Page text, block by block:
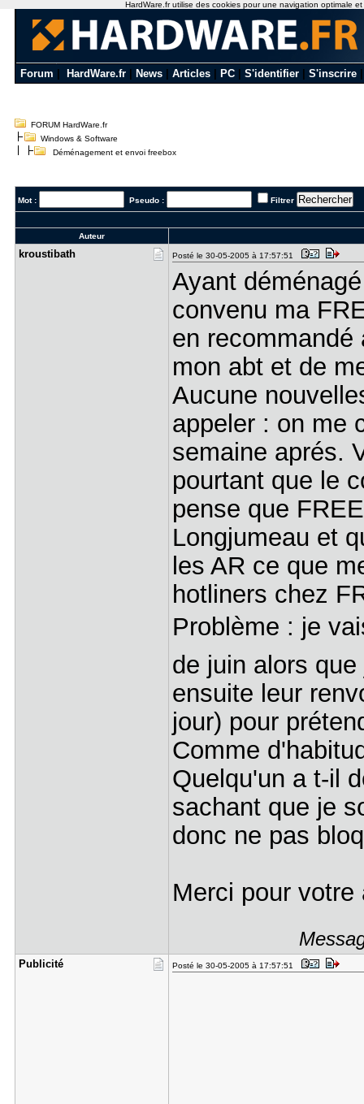
Forum HardWare.fr News Articles PC S'identifier S'inscrire
FORUM HardWare.fr
Windows & Software
Déménagement et envoi freebox
Mot : Pseudo : Filtrer
Auteur
kroustibat​h Posté le 30-05-2005 à 17:57:51
Ayant
convenu ma
en recommandé
mon abt et de
Aucune
appeler : on me
semaine aprés.
pourtant que le
pense que
Longjumeau et
les AR ce que
hotliners chez
Problème : je
de juin alors
ensuite leur
jour) pour
Comme
Quelqu'un a t-il
sachant que je
donc ne pas
Merci pour votre
Publicité Posté le 30-05-2005 à 17:57:51
HardWare.fr utilise des cookies pour une navigation optimale